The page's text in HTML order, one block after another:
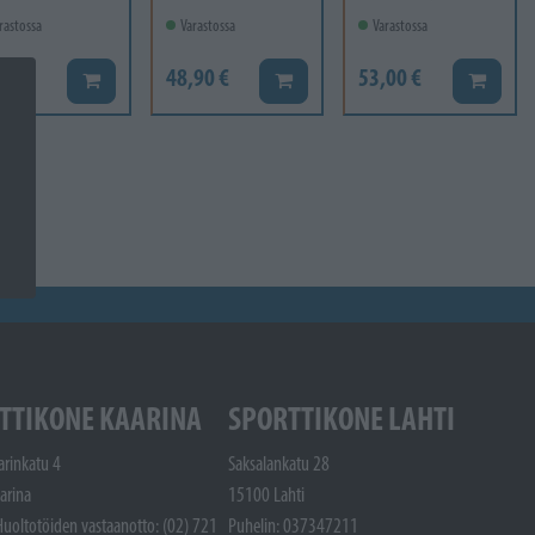
Lisää koriin
Varastossa
48,90 € Lisää koriin
Varastossa
53,00 € Lisää
KAARINA
4
vastaanotto: (02) 721
SPORTTIKONE LAHTI
Saksalankatu 28
15100 Lahti
Puhelin: 037347211